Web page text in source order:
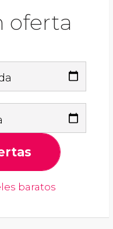
oferta
baratos